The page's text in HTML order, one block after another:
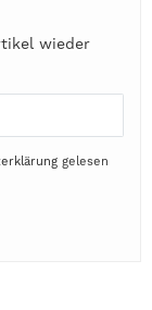
wieder
gelesen